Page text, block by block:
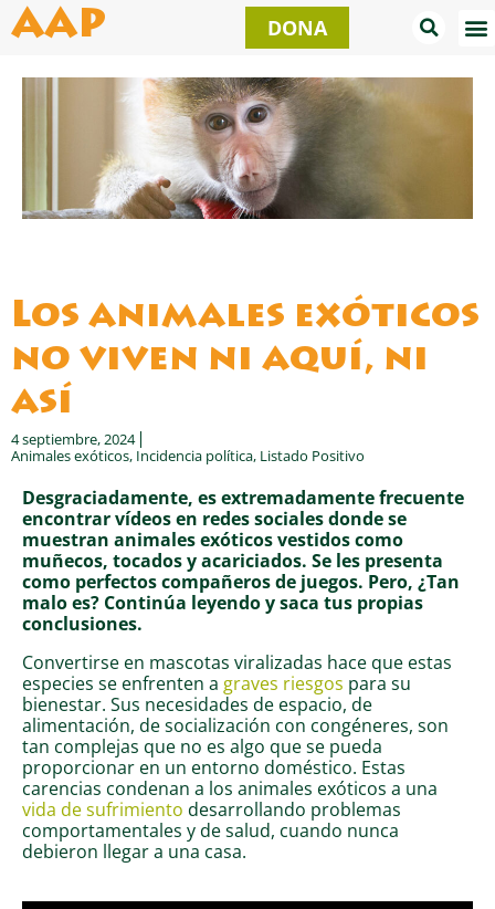
alAAP DONA
Los animales exóticos
no viven ni aquí, ni
así
4 septiembre, 2024
Animales exóticos, Incidencia política, Listado Positivo
Desgraciadamente, es extremadamente frecuente
encontrar vídeos en redes sociales donde se
muestran animales exóticos vestidos como
muñecos, tocados y acariciados. Se les presenta
como perfectos compañeros de juegos. Pero, ¿Tan
malo es? Continúa leyendo y saca tus propias
conclusiones.
Convertirse en mascotas viralizadas hace que estas
especies se enfrenten a graves riesgos para su
bienestar. Sus necesidades de espacio, de
alimentación, de socialización con congéneres, son
tan complejas que no es algo que se pueda
proporcionar en un entorno doméstico. Estas
carencias condenan a los animales exóticos a una
vida de sufrimiento desarrollando problemas
comportamentales y de salud, cuando nunca
debieron llegar a una casa.